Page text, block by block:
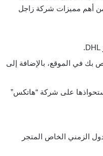
أهم مميزات شركة زاجل
في الموقع، بالإضافة إلى
على شركة “هاتكس”
الزمني الخاص المتجر